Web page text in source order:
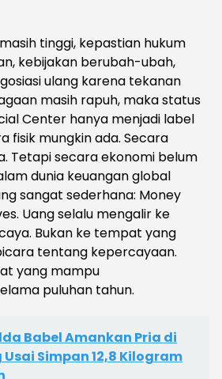
tinggi, kepastian hukum
kebijakan berubah-ubah,
ulang karena tekanan
masih rapuh, maka status
Center hanya menjadi label
fisik mungkin ada. Secara
Tetapi secara ekonomi belum
dunia keuangan global
sangat sederhana: Money
Uang selalu mengalir ke
Bukan ke tempat yang
tentang kepercayaan.
yang mampu
puluhan tahun.
Babel Amankan Pria di
Simpan 12,8 Kilogram